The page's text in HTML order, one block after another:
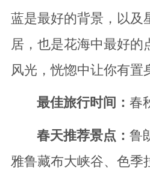
蓝是最好的背景，以及
居，也是花海中最好的
风光，恍惚中让你有置
最佳旅行时间： 春
春天推荐景点： 鲁
雅鲁藏布大峡谷、色季